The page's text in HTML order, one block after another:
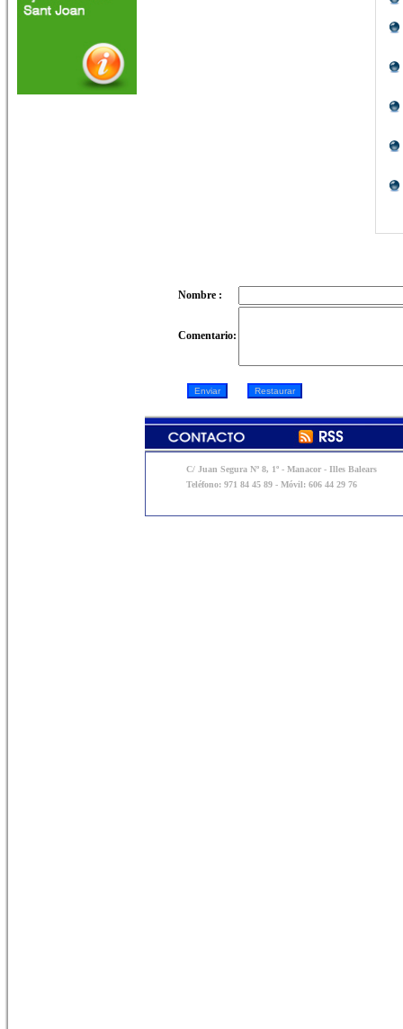
Nombre :
Comentario:
C/ Juan Segura Nº 8, 1º - Manacor - Illes Balears
Teléfono: 971 84 45 89 - Móvil: 606 44 29 76